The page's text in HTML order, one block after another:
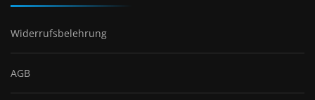
Widerrufsbelehrung
AGB